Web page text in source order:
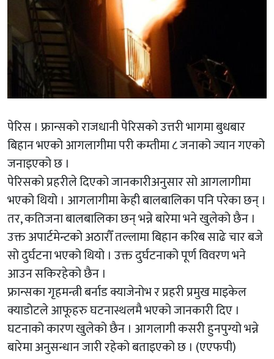
पेरिस । फ्रान्सको राजधानी पेरिसको उत्तरी भागमा बुधबार
बिहान भएको आगलागीमा परी कम्तीमा ८ जनाको ज्यान गएको
जनाइएको छ ।
पेरिसको प्रहरीले दिएको जानकारीअनुसार सो आगलागीमा
भएको थियो । आगलागीमा केही बालबालिका पनि परेका छन् ।
तर, कतिजना बालबालिका छन् भन्ने बारेमा भने खुलेको छैन ।
उक्त अपार्टमेन्टको अठारौँ तल्लामा बिहान करिब साढे चार बजे
सो दुर्घटना भएको थियो । उक्त दुर्घटनाको पूर्ण विवरण भने
आउन सकिरहेको छैन ।
फ्रान्सका गृहमन्त्री बर्नाड क्याजेनोभ र प्रहरी प्रमुख माइकेल
क्याडोटले आफूहरु घटनास्थलमै भएको जानकारी दिए ।
घटनाको कारण खुलेको छैन । आगलागी कसरी हुनपुग्यो भन्ने
बारेमा अनुसन्धान जारी रहेको बताइएको छ । (एएफपी)